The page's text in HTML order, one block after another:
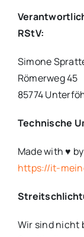
RStV:
Simone
Römerweg 45
85774
Technische
Made with ♥
https://it-
Wir sind nicht